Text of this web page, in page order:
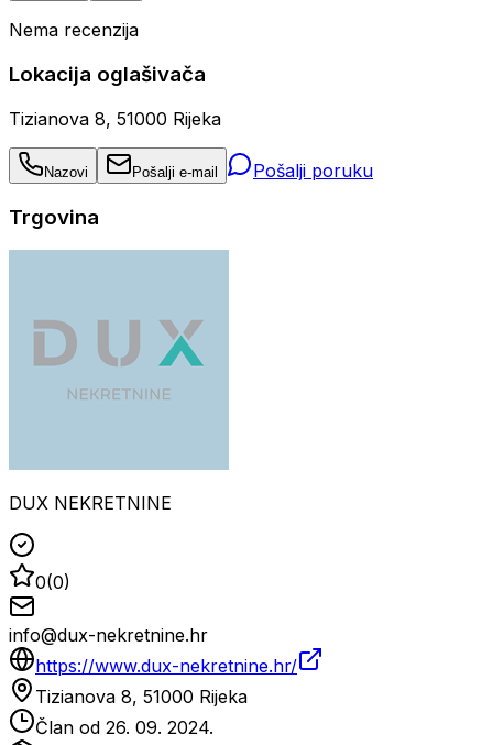
Nema recenzija
Lokacija oglašivača
Tizianova 8, 51000 Rijeka
Nazovi Pošalji e-mail Pošalji poruku
Trgovina
DUX NEKRETNINE
0(0)
info@dux-nekretnine.hr
https://www.dux-nekretnine.hr/
Tizianova 8, 51000 Rijeka
Član od 26. 09. 2024.